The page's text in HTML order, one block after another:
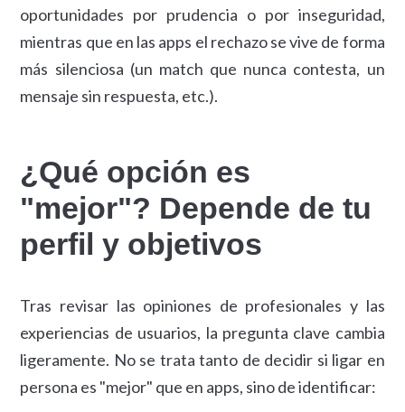
oportunidades por prudencia o por inseguridad,
mientras que en las apps el rechazo se vive de forma
más silenciosa (un match que nunca contesta, un
mensaje sin respuesta, etc.).
¿Qué opción es
"mejor"? Depende de tu
perfil y objetivos
Tras revisar las opiniones de profesionales y las
experiencias de usuarios, la pregunta clave cambia
ligeramente. No se trata tanto de decidir si ligar en
persona es "mejor" que en apps, sino de identificar: